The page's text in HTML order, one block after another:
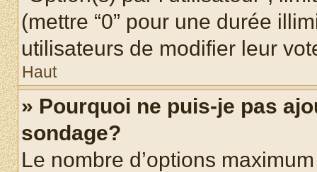
(mettre “0” pour une durée
utilisateurs de modifier leur
Haut
» Pourquoi ne puis-je pas
sondage?
Le nombre d’options